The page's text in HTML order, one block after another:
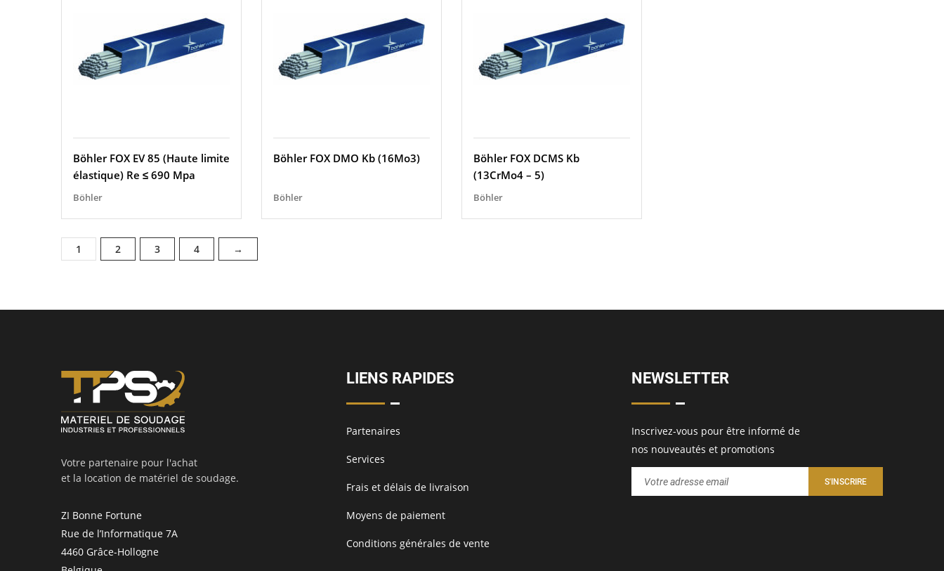
Böhler FOX EV 85 (Haute limite
élastique) Re ≤ 690 Mpa
Böhler
Böhler FOX DMO Kb (16Mo3)
Böhler
Böhler FOX DCMS Kb
(13CrMo4 – 5)
Böhler
1 2 3 4 →
Votre partenaire pour l'achat
et la location de matériel de soudage.
ZI Bonne Fortune
Rue de l’Informatique 7A
4460 Grâce-Hollogne
LIENS RAPIDES
Partenaires
Services
Frais et délais de livraison
Moyens de paiement
Conditions générales de vente
NEWSLETTER
Inscrivez-vous pour être informé de
nos nouveautés et promotions